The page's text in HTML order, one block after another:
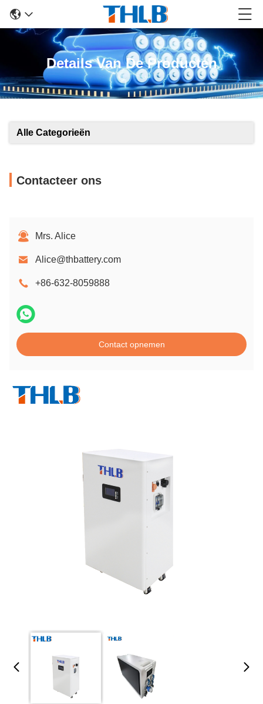
Details Van De Producten
Alle Categorieën
Contacteer ons
Mrs. Alice
Alice@thbattery.com
+86-632-8059888
Contact opnemen